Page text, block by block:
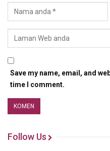
Save my name, email, and
time I comment.
Follow Us